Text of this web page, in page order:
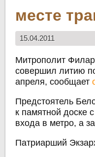
месте
15.04.2011
Митрополит
совершил литию
апреля, сообщает
Предстоятель
к памятной доске
входа в метро, а
Патриарший